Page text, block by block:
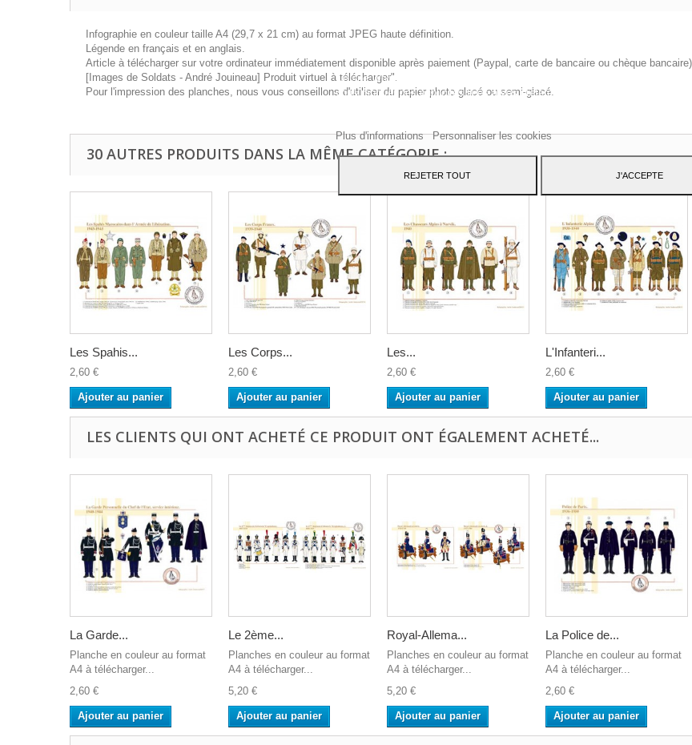
Infographie en couleur taille A4 (29,7 x 21 cm) au format JPEG haute définition.
Légende en français et en anglais.
Article à télécharger sur votre ordinateur immédiatement disponible après paiement (Paypal, carte de bancaire ou chèque
[Images de Soldats - André Jouineau] Produit virtuel à télécharger".
Pour l'impression des planches, nous vous conseillons d'utiliser du papier photo glacé ou semi-glacé.
30 AUTRES PRODUITS DANS LA MÊME CATÉGORIE :
Les Spahis...
2,60 €
Ajouter au panier
Les Corps...
2,60 €
Ajouter au panier
Les...
2,60 €
Ajouter au panier
L'Infanteri...
2,60 €
Ajouter au panier
LES CLIENTS QUI ONT ACHETÉ CE PRODUIT ONT ÉGALEMENT ACHETÉ...
La Garde...
Planche en couleur au format
A4 à télécharger...
2,60 €
Ajouter au panier
Le 2ème...
Planches en couleur au format
A4 à télécharger...
5,20 €
Ajouter au panier
Royal-Allema...
Planches en couleur au format
A4 à télécharger...
5,20 €
Ajouter au panier
La Police de...
Planche en couleur au format
A4 à télécharger...
2,60 €
Ajouter au panier
Ce site Web utilise ses propres cookies et ceux de tiers pour améliorer nos
vous montrer des publicités liées à vos préférences en analysant vos
Plus d'informations Personnaliser les cookies
REJETER TOUT J'ACCEPTE